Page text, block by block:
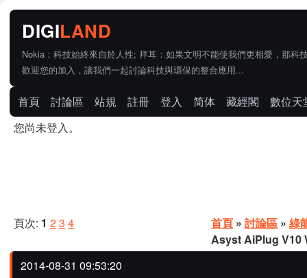
Nokia：科技始終來自於人性; 拜耳：如果文明不能使我們更相愛，那科
歡迎您的加入，讓我們一起討論科技與環保的整合應用...
首頁 討論區 站規 註冊 登入 简体 藏經閣
數位天
您尚未登入。
頁次: 1 23 4 首頁 » 討論區 » 綠
Asyst AiPlug V10
2014-08-31 09:53:20